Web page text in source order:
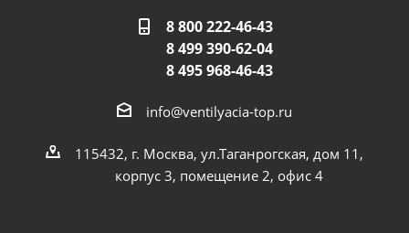
8 800 222-46-43
8 499 390-62-04
8 495 968-46-43
info@ventilyacia-top.ru
115432, г. Москва, ул.Таганрогская, дом 11,
корпус 3, помещение 2, офис 4